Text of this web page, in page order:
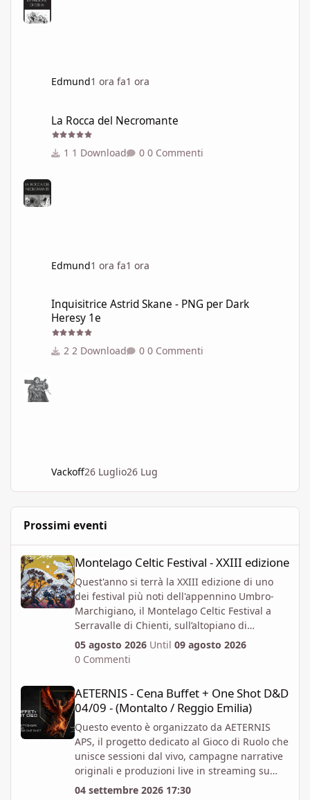
Edmund1 ora fa1 ora
La Rocca del Necromante
1 Download 0 Commenti
Edmund1 ora fa1 ora
Inquisitrice Astrid Skane - PNG per Dark
Heresy 1e
2 Download 0 Commenti
Vackoff26 Luglio26 Lug
Prossimi eventi
Montelago Celtic Festival - XXIII edizione
Quest'anno si terrà la XXIII edizione di uno
dei festival più noti dell'appennino Umbro-
Marchigiano, il Montelago Celtic Festival a
Serravalle di Chienti, sull’altopiano di
Colfiorito in provincia di Macerata.
https://www.montelagocelticfestival.it/
tantochè I biglietti attualmente disponibili
permettono l'accesso per almeno due giorni
consecutivi. E' attiva la prevendita Spring
Offer, che mette a disposizione dal 6 Aprile al
12 Giugno un numero massimo biglietti 4000.
Al momento i prezzi per la prevendita sono i
seguenti:
05 agosto 2026 Until 09 agosto 2026
0 Commenti
AETERNIS - Cena Buffet + One Shot D&D
04/09 - (Montalto / Reggio Emilia)
Questo evento è organizzato da AETERNIS
APS, il progetto dedicato al Gioco di Ruolo che
unisce sessioni dal vivo, campagne narrative
originali e produzioni live in streaming su
Twitch.
04 settembre 2026 17:30